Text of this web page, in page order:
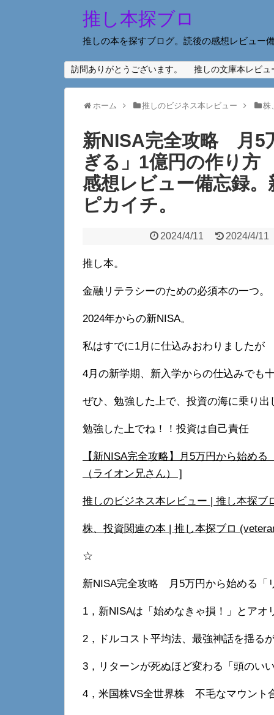
推し本探ブロ
推しの本を探すブログ。読後の感想レビュー
訪問ありがとうございます。 推しの文庫本レビュ
ホーム 推しのビジネス本レビュー 株
新NISA完全攻略 月5
ぎる」1億円の作り
感想レビュー備忘録
ピカイチ。
2024/4/11 2024/4/11
推し本。
金融リテラシーのための必須本の一つ。
2024年からの新NISA。
私はすでに1月に仕込みおわりましたが
4月の新学期、新入学からの仕込みでも
ぜひ、勉強した上で、投資の海に乗り出
勉強した上でね！！投資は自己責任
【新NISA完全攻略】月5万円から始め
（ライオン兄さん） ]
推しのビジネス本レビュー | 推し本探ブ
株、投資関連の本 | 推し本探ブロ
☆
新NISA完全攻略 月5万円から始める
1，新NISAは「始めなきゃ損！」とアオ
2，ドルコスト平均法、最強神話を揺る
3，リターンが死ぬほど変わる「頭のい
4，米国株VS全世界株 不毛なマウント